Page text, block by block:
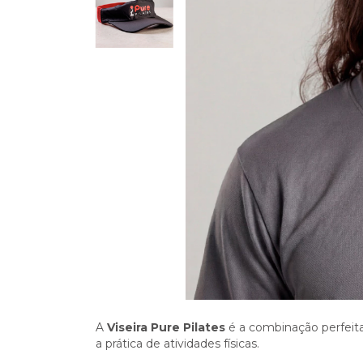
A Viseira Pure Pilates é a combinação
a prática de atividades físicas.